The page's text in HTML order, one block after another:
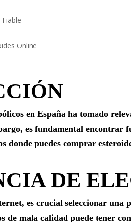
Online
en España ha tomado
es fundamental
donde puedes comprar
DE
es crucial seleccionar una
de mala calidad puede tener